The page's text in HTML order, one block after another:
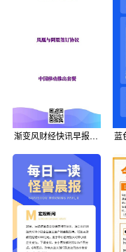
渐变风财经快讯早报日报营销长图